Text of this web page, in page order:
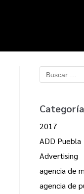
2017
ADD Puebla
Advertising
agencia de
agencia de